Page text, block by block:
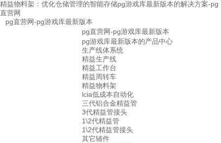
精益物料架：优化仓储管理的智能存储pg游戏库最新版本的解决方案-pg
直营网
pg直营网-pg游戏库最新版本
pg直营网-pg游戏库最新版本
pg游戏库最新版本的产品中心
生产线体系统
精益生产线
精益工作台
精益周转车
精益物料架
lcia低成本自动化
三代铝合金精益管
3代精益管接头
1\2代精益管
1\2代精益管接头
其它辅件